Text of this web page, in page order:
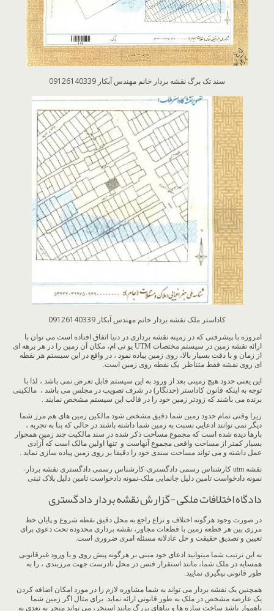
سند تک برگ نقشه بردار خانم مهندس آبکار 09126140339
کاداستر ملک نقشه بردار خانم مهندس آبکار 09126140339
امروزه با پیشرفتی که در زمینه نقشه برداری در دنیا اتفاق افتاده است می توان با
ارائه نقشه زمین در سیستم مختصات UTM یو تی ام، مکان آن زمین را در هر برهه ای
از زمان و با دقت بسیار بالا، روی زمین پیاده نمود ، در واقع در این سیستم هر نقطه
ای روی نقشه فقط متناظر یک نقطه روی زمین است.
این یعنی حدود هیچ زمینی بعد از ورود به این سیستم قابل تعرض نمی باشد ، لذا با
توجه به اینکه قانون کاداستر (حدنگار) در شرف تصویب در مجلس می باشد ، مالکینی
برنده می باشند که زودتر زمین خود را در قالب این سیستم مشخص نمایند .
زیرا وقتی تمام حدود زمین شما دقیق مشخص شود مالکین زمین های هم مرز شما
دیگر نمی توانند ادعایی نسبت به زمین شما داشته باشند در حالی که بنا به تجربه ،
بارها دیده شده است که مجموع مساحت ذکر شده در سند مالکیت چند زمین همجوار
بسیار کمتر از مساحت واقعی مجموع آنهاست و تنها اولین مالک است که آزادی
عمل داشته و می تواند مساحت سندی خود را دقیقا بر روی زمین پیاده سازی نماید .
نقشه utm کارشناس رسمی دادگستری-کارشناس رسمی دادگستری نقشه بردار-
نمونه دادخواست تامین دلیل جانمایی ملک-نمونه دادخواست تامین دلیل پلاک ثبتی
دادگاه اختلافات ملکی -گزارش نقشه بردار دادگستری
در صورت وجود هرگونه اختلاف و نزاع راجع به محل دقیق نقطه شروع و پایان خط
مرزی بین هر قطعه زمین با قطعات مجاور، نقشه برداری محدوده تحت دعوی برای
تعیین و تصدیق حقیقت و حل عادلانه مسئله امری ضروری است.
به این ترتیب شما میتوانید ادعای خود مبنی بر هرگونه پیش روی و یا ورود غیرقانونی
همسایه در ملک شما، مانند استقرار فنس در محل نادرست جهت مرزبندی ، را به
طور قانونی پیگیری نمایید.
همچنین یک نقشه بردار می تواند به شما مشاوره لازم را در مورد امکان اضافه کردن
یک عارضه مشخص در ملک به طور قانونی ارائه نماید. برای مثال اگر زمین شما
ناهموار باشد ساخت سازه ها و بناهای بزرگ مانند استخر، می تواند منجر به تعدی به